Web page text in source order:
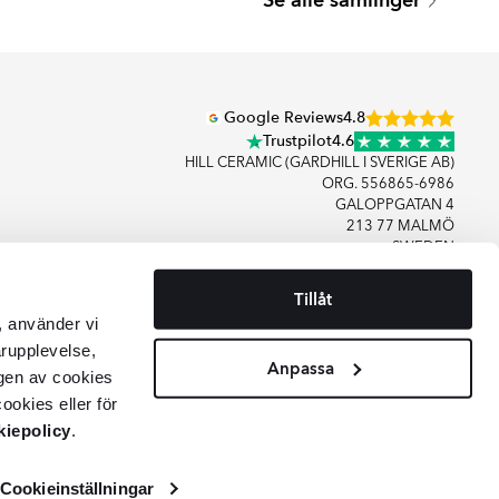
använder vi
av cookies
eller för
.
Cookieinställningar
Tillåt
Anpassa
Google Reviews4.8
Trustpilot4.6
HILL CERAMIC (GARDHILL I SVERIGE AB)
ORG. 556865-6986
GALOPPGATAN 4
213 77 MALMÖ
SWEDEN
KONTAKT OS